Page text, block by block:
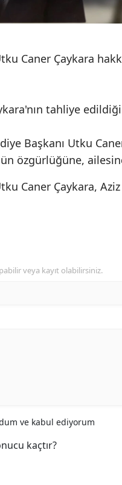
Caner Çaykara
tahliye
Başkanı Utku
özgürlüğüne,
Caner Çaykara,
veya kayıt olabilirsiniz.
ve kabul ediyorum
kaçtır?